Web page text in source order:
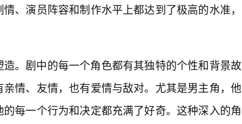
、演员阵容和制作水平上都达到了极高的水准，
。剧中的每一个角色都有其独特的个性和背景故
情、友情，也有爱情与敌对。尤其是男主角，他
每一个行为和决定都充满了好奇。这种深入的角